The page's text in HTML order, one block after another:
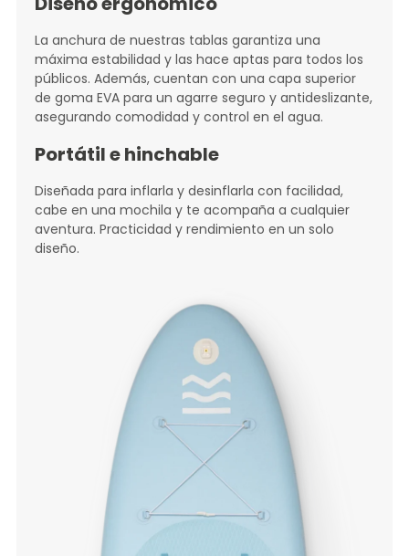
La anchura de nuestras tablas garantiza una
máxima estabilidad y las hace aptas para todos los
públicos. Además, cuentan con una capa superior
de goma EVA para un agarre seguro y antideslizante,
asegurando comodidad y control en el agua.
Portátil e hinchable
Diseñada para inflarla y desinflarla con facilidad,
cabe en una mochila y te acompaña a cualquier
aventura. Practicidad y rendimiento en un solo
diseño.